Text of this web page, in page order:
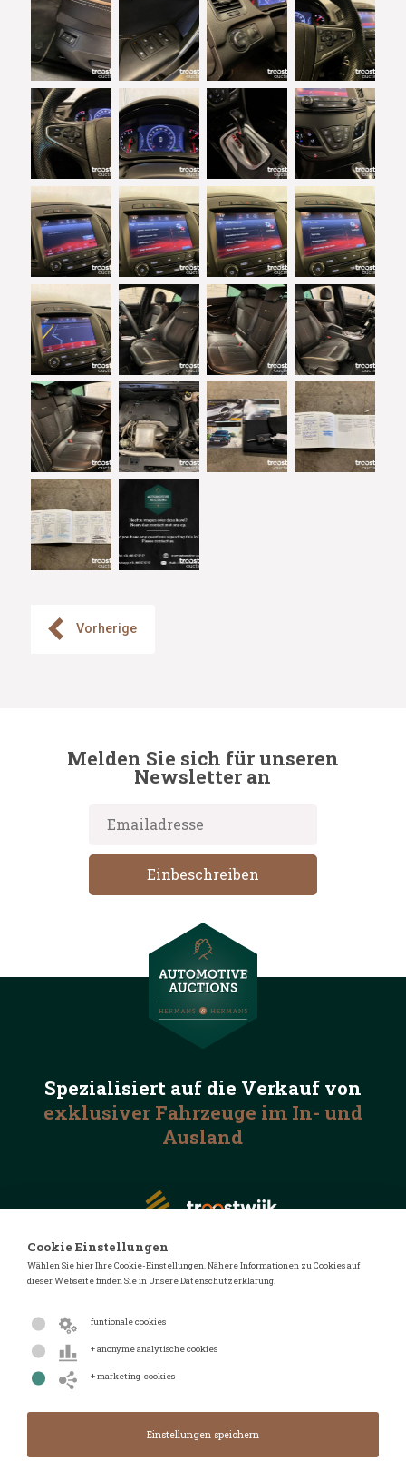
Vorherige
Melden Sie sich für unseren
Newsletter an
Spezialisiert auf die Verkauf von
exklusiver Fahrzeuge im In- und
Ausland
© 2026 Automotive Auctions
Cookie Einstellungen
Wählen Sie hier Ihre Cookie-Einstellungen. Nähere Informationen zu Cookies auf
dieser Webseite finden Sie in Unsere Datenschutzerklärung.
funtionale cookies
+ anonyme analytische cookies
+ marketing-cookies